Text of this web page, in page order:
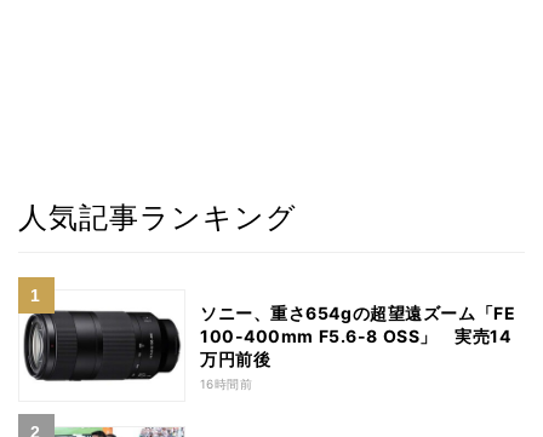
人気記事ランキング
ソニー、重さ654gの超望遠ズーム「FE
100-400mm F5.6-8 OSS」 実売14
万円前後
16時間前